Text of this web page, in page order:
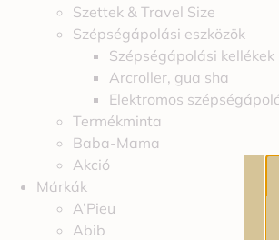
Szettek & Travel Size
Szépségápolási eszközök
Szépségápolási kellékek
Arcroller, gua sha
Elektromos
Termékminta
Baba-Mama
Akció
Márkák
A’Pieu
Abib